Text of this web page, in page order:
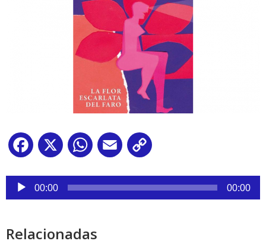
Facebook
X WhatsApp
Email
Reproductor
audio
00:00 00:00
Relacionadas